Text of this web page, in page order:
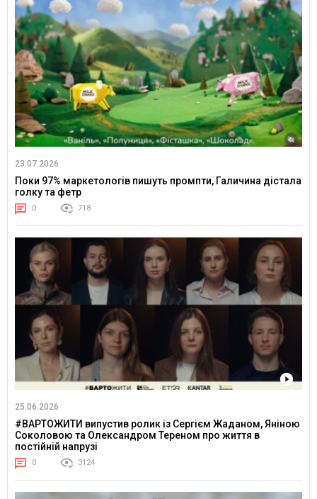
23.07.2026
Поки 97% маркетологів пишуть промпти, Галичина дістала
голку та фетр
0 718
25.06.2026
#ВАРТОЖИТИ випустив ролик із Сергієм Жаданом, Яніною
Соколовою та Олександром Тереном про життя в
постійній напрузі
0 3124